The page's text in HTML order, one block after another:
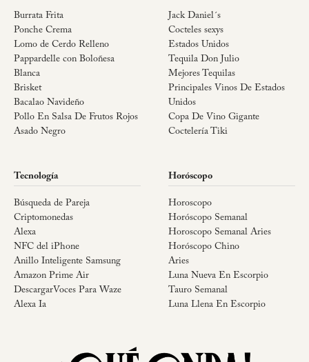
Burrata Frita
Ponche Crema
Lomo de Cerdo Relleno
Pappardelle con Boloñesa
Blanca
Brisket
Bacalao Navideño
Pollo En Salsa De Frutos Rojos
Asado Negro
Jack Daniel´s
Cocteles sexys
Estados Unidos
Tequila Don Julio
Mejores Tequilas
Principales Vinos De Estados
Unidos
Copa De Vino Gigante
Coctelería Tiki
Tecnología
Búsqueda de Pareja
Criptomonedas
Alexa
NFC del iPhone
Anillo Inteligente Samsung
Amazon Prime Air
DescargarVoces Para Waze
Alexa Ia
Horóscopo
Horoscopo
Horóscopo Semanal
Horoscopo Semanal Aries
Horóscopo Chino
Aries
Luna Nueva En Escorpio
Tauro Semanal
Luna Llena En Escorpio